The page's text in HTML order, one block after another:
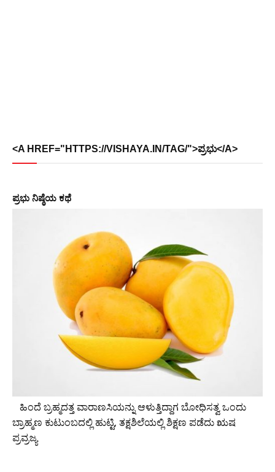
<A HREF="HTTPS://VISHAYA.IN/TAG/">ಪ್ರಭು</A>
ಪ್ರಭು ನಿಷ್ಠೆಯ ಕಥೆ
ಹಿಂದೆ ಬ್ರಹ್ಮದತ್ತ ವಾರಾಣಸಿಯನ್ನು ಆಳುತ್ತಿದ್ದಾಗ ಬೋಧಿಸತ್ವ ಒಂದು
ಬ್ರಾಹ್ಮಣ ಕುಟುಂಬದಲ್ಲಿ ಹುಟ್ಟಿ, ತಕ್ಷಶಿಲೆಯಲ್ಲಿ ಶಿಕ್ಷಣ ಪಡೆದು ಋಷ
ಪ್ರವ್ರಜ್ಯ